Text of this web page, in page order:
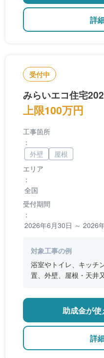
詳
受付中
みらいエコ住宅
上限100万円
エリア
：
全国
受付期間
：
2026年6月30日 ～ 2026
工事箇所
：
外壁
屋根
対象工事の例
浴室やトイレ、キッチ
置、外壁、屋根・天井
のバリアフリー改修
詳
助成金が